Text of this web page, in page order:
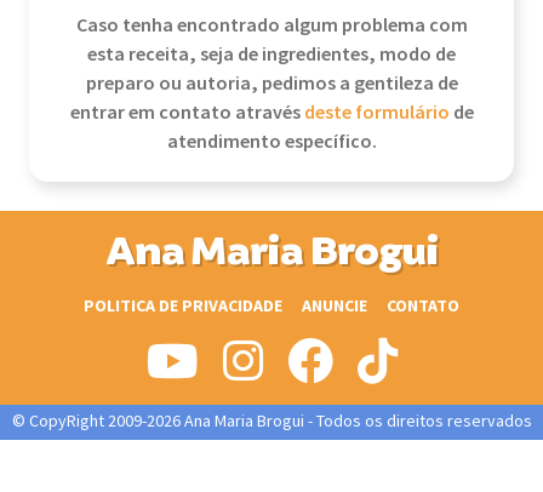
Caso tenha encontrado algum problema com
esta receita, seja de ingredientes, modo de
preparo ou autoria, pedimos a gentileza de
entrar em contato atravésdeste formulário de
atendimento específico.
Ana Maria Brogui
POLITICA DE PRIVACIDADE ANUNCIE CONTATO
© CopyRight 2009-2026 Ana Maria Brogui - Todos os direitos reservados